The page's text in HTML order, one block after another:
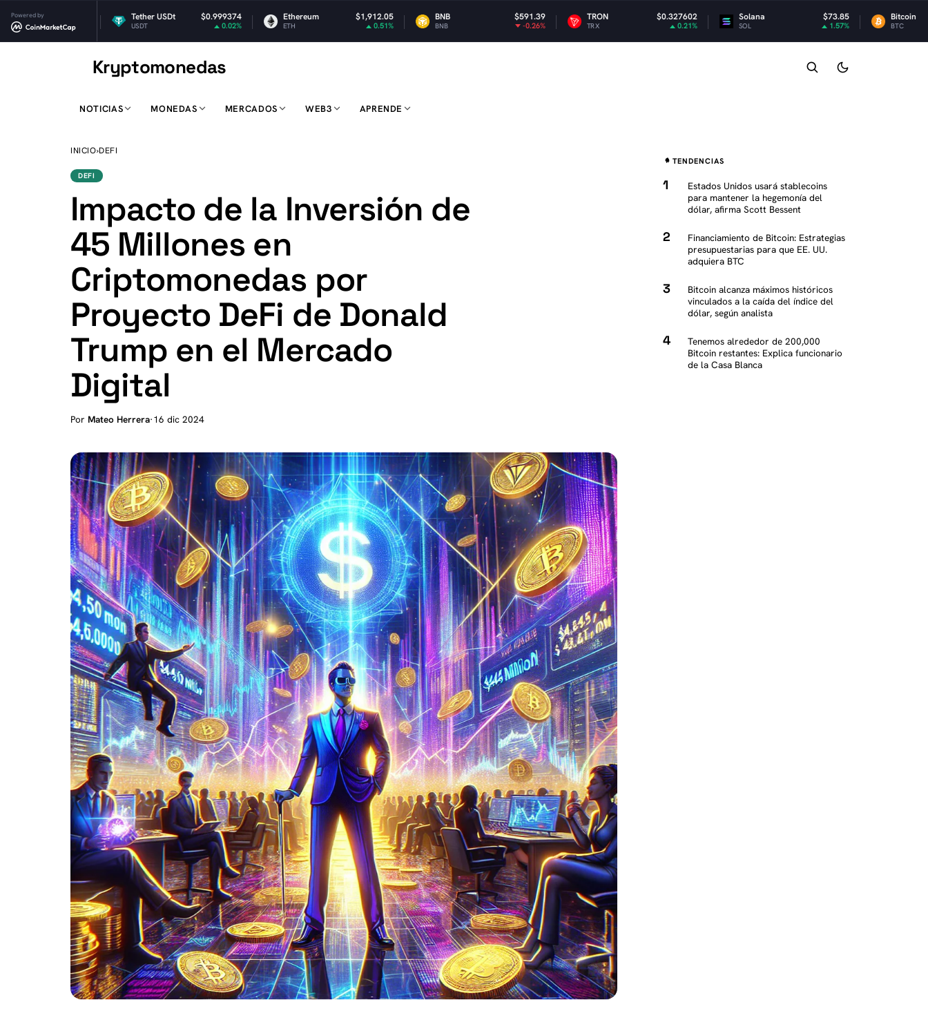
Powered by
$1.03
0.01%
Tether USDt $0.999374
USDT
Ethereum $1,912.05
ETH
BNB $591.39
BNB
TRON $0.327602
TRX
Solana $73.85
SOL
Bitcoin
BTC
Kryptomonedas
NOTICIAS MONEDAS MERCADOS WEB3 APRENDE
INICIO›DEFI
DEFI
Impacto de la Inversión de
45 Millones en
Criptomonedas por
Proyecto DeFi de Donald
Trump en el Mercado
Digital
Por Mateo Herrera·16 dic 2024
TENDENCIAS
Estados Unidos usará stablecoins
para mantener la hegemonía del
dólar, afirma Scott Bessent
Financiamiento de Bitcoin: Estrategias
presupuestarias para que EE. UU.
adquiera BTC
Bitcoin alcanza máximos históricos
vinculados a la caída del índice del
dólar, según analista
Tenemos alrededor de 200,000
Bitcoin restantes: Explica funcionario
de la Casa Blanca